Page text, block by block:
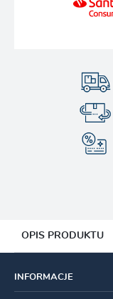
OPIS PRODUKTU
INFORMACJE